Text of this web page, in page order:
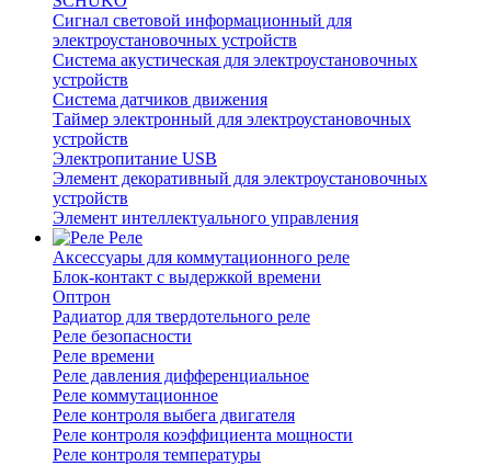
Сигнал световой информационный для
электроустановочных устройств
Система акустическая для электроустановочных
устройств
Система датчиков движения
Таймер электронный для электроустановочных
устройств
Электропитание USB
Элемент декоративный для электроустановочных
устройств
Элемент интеллектуального управления
Реле
Аксессуары для коммутационного реле
Блок-контакт с выдержкой времени
Оптрон
Радиатор для твердотельного реле
Реле безопасности
Реле времени
Реле давления дифференциальное
Реле коммутационное
Реле контроля выбега двигателя
Реле контроля коэффициента мощности
Реле контроля температуры